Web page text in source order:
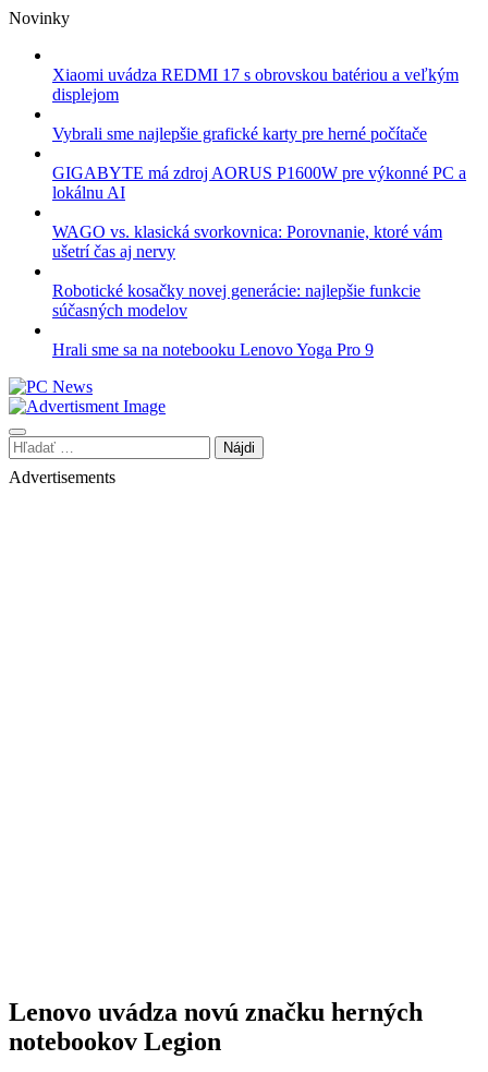
Skip
content
Novinky
Xiaomi uvádza REDMI 17 s obrovskou batériou a veľkým
displejom
Vybrali sme najlepšie grafické karty pre herné počítače
GIGABYTE má zdroj AORUS P1600W pre výkonné PC a
lokálnu AI
WAGO vs. klasická svorkovnica: Porovnanie, ktoré vám
ušetrí čas aj nervy
Robotické kosačky novej generácie: najlepšie funkcie
súčasných modelov
Hrali sme sa na notebooku Lenovo Yoga Pro 9
Hľadať:
Advertisements
Lenovo uvádza novú značku herných
notebookov Legion